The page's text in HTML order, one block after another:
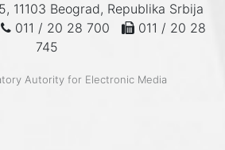
11103 Beograd, Republika Srbija
011 / 20 28 700
011 / 20 28
745
Autority for Electronic Media